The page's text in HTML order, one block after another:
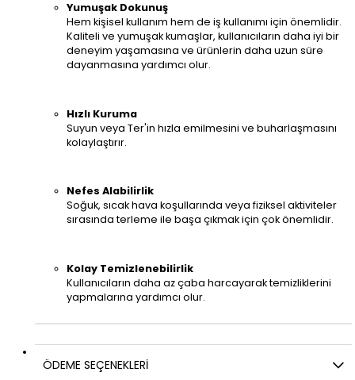
Yumuşak Dokunuş
Hem kişisel kullanım hem de iş kullanımı için önemlidir.
Kaliteli ve yumuşak kumaşlar, kullanıcıların daha iyi bir
deneyim yaşamasına ve ürünlerin daha uzun süre
dayanmasına yardımcı olur.
Hızlı Kuruma
Suyun veya Ter'in hızla emilmesini ve buharlaşmasını
kolaylaştırır.
Nefes Alabilirlik
Soğuk, sıcak hava koşullarında veya fiziksel aktiviteler
sırasında terleme ile başa çıkmak için çok önemlidir.
Kolay Temizlenebilirlik
Kullanıcıların daha az çaba harcayarak temizliklerini
yapmalarına yardımcı olur.
ÖDEME SEÇENEKLERI